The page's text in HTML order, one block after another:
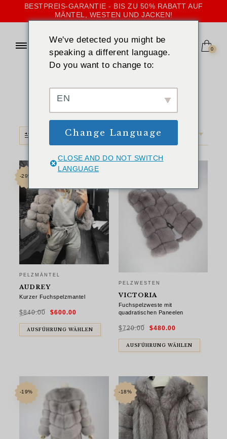
BESTPREIS-GARANTIE - BIS ZU 50% RABATT AUF
MÄNTEL, WESTEN UND JACKEN!
0
Hellgrau
-29%
PELZMÄNTEL
AUDREY
Kurzer Fuchspelzmantel
$840.00
Ursprünglicher
Preis
$840.00
$600.00
$600.00.
AUSFÜHRUNG WÄHLEN
PELZWESTEN
VICTORIA
Fuchspelzweste mit
quadratischen Paneelen
$720.00 Preis
$720.00
$480.00Preis
$480.00.
AUSFÜHRUNG WÄHLEN
-19% -18%
We've detected you might be
speaking a different language.
Do you want to change to:
EN
Change Language
CLOSE AND DO NOT SWITCH
LANGUAGE